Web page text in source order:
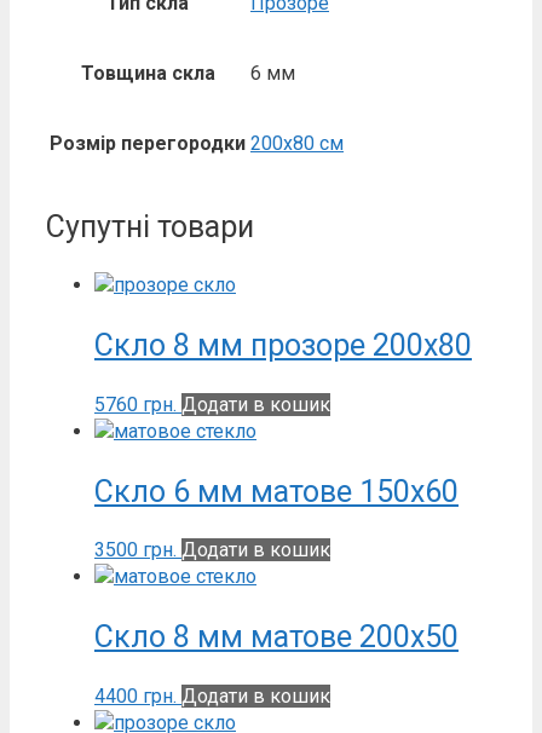
Товщина скла 6 мм
Розмір перегородки 200х80 см
Супутні товари
Скло 8 мм прозоре 200х80
5760 грн. Додати в кошик
Скло 6 мм матове 150х60
3500 грн. Додати в кошик
Скло 8 мм матове 200х50
4400 грн. Додати в кошик